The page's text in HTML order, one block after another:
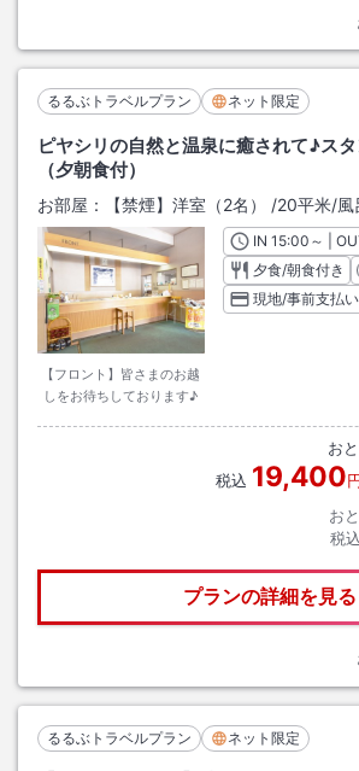
るるぶトラベルプラン ネット限定
ピヤシリの自然と温泉に癒されて♪ス
（夕朝食付）
お部屋： 【禁煙】洋室（2名） /20平米/風
【フロント】皆さまのお越
しをお待ちしております♪
INチェックイン
15:00 ～ |
夕食/朝食付き
現地/事前支払い
お
税込 19,400
お
税込
プランの詳細を見る
るるぶトラベルプラン ネット限定